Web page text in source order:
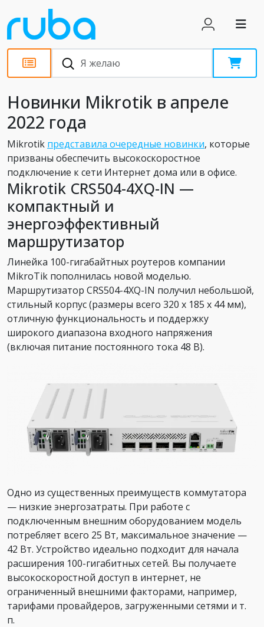
Новости
Новинки Mikrotik в апреле
2022 года
Mikrotik представила очередные новинки, которые
призваны обеспечить высокоскоростное
подключение к сети Интернет дома или в офисе.
Mikrotik CRS504-4XQ-IN —
компактный и
энергоэффективный
маршрутизатор
Линейка 100-гигабайтных роутеров компании
MikroTik пополнилась новой моделью.
Маршрутизатор CRS504-4XQ-IN получил небольшой,
стильный корпус (размеры всего 320 х 185 х 44 мм),
отличную функциональность и поддержку
широкого диапазона входного напряжения
(включая питание постоянного тока 48 В).
Одно из существенных преимуществ коммутатора
— низкие энергозатраты. При работе с
подключенным внешним оборудованием модель
потребляет всего 25 Вт, максимальное значение —
42 Вт. Устройство идеально подходит для начала
расширения 100-гигабитных сетей. Вы получаете
высокоскоростной доступ в интернет, не
ограниченный внешними факторами, например,
тарифами провайдеров, загруженными сетями и т.
п.